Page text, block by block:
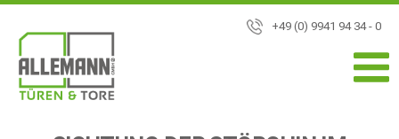
+49 (0) 9941 94 34 - 0